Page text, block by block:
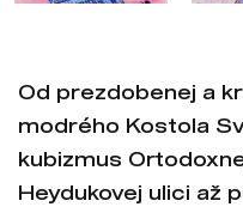
Od prezdobenej a
modrého Kostola
kubizmus
Heydukovej ulici až